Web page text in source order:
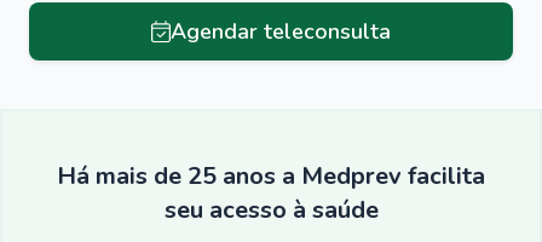
Agendar teleconsulta
Há mais de 25 anos a Medprev facilita
seu acesso à saúde